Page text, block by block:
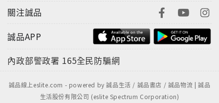
成長與促進學習發展。
｢睡眠力｣是可以培養的
大腦邊緣系統與前額葉與寶寶的睡眠力有很大的關係。
隨著不同月齡階段，兩者發展快慢的不平衡狀態，往往
的交流等，能夠穩定及平衡兩者的發展，進而改善及培
養好的睡眠力。
關注誠品
誠品APP
內政部警政署 165全民防騙網
誠品線上eslite.com - powered by 誠品生活 / 誠品書店 / 誠品物流 | 誠品
生活股份有限公司 (eslite Spectrum Corporation)